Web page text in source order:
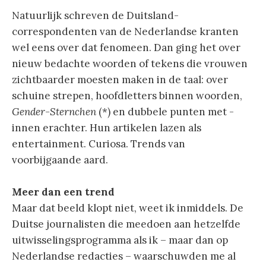
Natuurlijk schreven de Duitsland-
correspondenten van de Nederlandse kranten
wel eens over dat fenomeen. Dan ging het over
nieuw bedachte woorden of tekens die vrouwen
zichtbaarder moesten maken in de taal: over
schuine strepen, hoofdletters binnen woorden,
Gender-Sternchen (*) en dubbele punten met -
innen erachter. Hun artikelen lazen als
entertainment. Curiosa. Trends van
voorbijgaande aard.
Meer dan een trend
Maar dat beeld klopt niet, weet ik inmiddels. De
Duitse journalisten die meedoen aan hetzelfde
uitwisselingsprogramma als ik – maar dan op
Nederlandse redacties – waarschuwden me al